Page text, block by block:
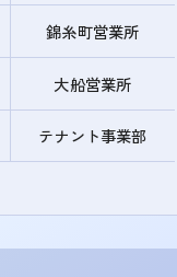
錦糸町営業所
大船営業所
テナント事業部